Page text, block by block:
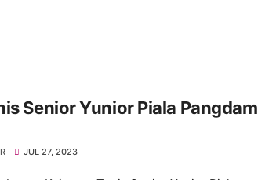
Senior Yunior Piala Pangdam
JUL 27, 2023